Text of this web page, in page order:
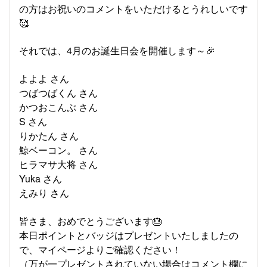
の方はお祝いのコメントをいただけるとうれしいです
🥰
それでは、4月のお誕生日会を開催します～🎉
よよよ さん
つばつばくん さん
かつおこんぶ さん
S さん
りかたん さん
鯨ベーコン。 さん
ヒラマサ大将 さん
Yuka さん
えみり さん
皆さま、おめでとうございます🎂
本日ポイントとバッジはプレゼントいたしましたの
で、マイページよりご確認ください！
（万が一プレゼントされていない場合はコメント欄に